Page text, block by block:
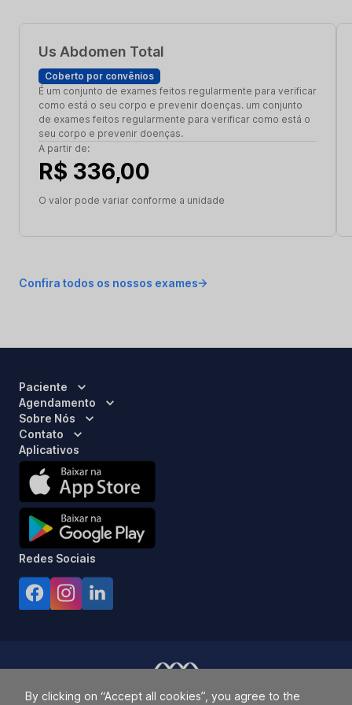
By clicking on “Accept all cookies”, you agree to the
Us Abdomen Total
Coberto por convênios
É um conjunto de exames feitos regularmente para verificar
como está o seu corpo e prevenir doenças. um conjunto
de exames feitos regularmente para verificar como está o
seu corpo e prevenir doenças.
A partir de:
R$ 336,00
O valor pode variar conforme a unidade
Confira todos os nossos exames
Paciente
Agendamento
Sobre Nós
Contato
Aplicativos
Redes Sociais